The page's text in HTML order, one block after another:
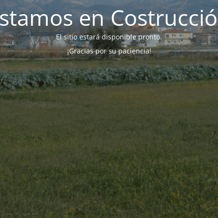
en
El sitio estará disponible pronto.
¡Gracias por su paciencia!